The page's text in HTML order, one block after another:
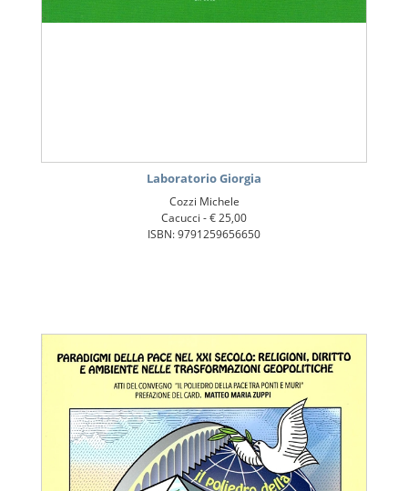
Laboratorio Giorgia
Cozzi Michele
Cacucci -€ 25,00
ISBN: 9791259656650